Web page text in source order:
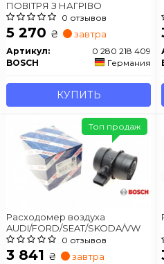
ПОВІТРЯ З НАГРІВО
0 отзывов
5 270 ₴ завтра
Артикул:
0 280 218 409
BOSCH
Германия
КУПИТЬ
Расходомер воздуха
AUDI/FORD/SEAT/SKODA/VW
0 отзывов
3 841 ₴ завтра
Топ продаж